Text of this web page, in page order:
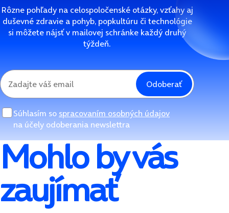
Rôzne pohľady na celospoločenské otázky, vzťahy aj
duševné zdravie a pohyb, popkultúru či technológie
si môžete nájsť v mailovej schránke každý druhý
týždeň.
Odoberať
Súhlasím so spracovaním osobných údajov
na účely odoberania newslettra
Mohlo by vás
zaujímať